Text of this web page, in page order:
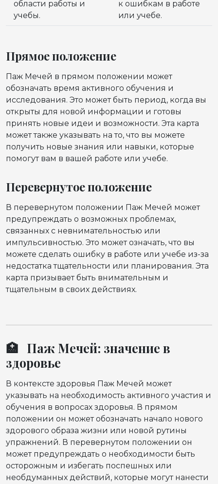
области работы и
учебы.
к ошибкам в работе
или учебе.
Прямое положение
Паж Мечей в прямом положении может
обозначать время активного обучения и
исследования. Это может быть период, когда вы
открыты для новой информации и готовы
принять новые идеи и возможности. Эта карта
может также указывать на то, что вы можете
получить новые знания или навыки, которые
помогут вам в вашей работе или учебе.
Перевернутое положение
В перевернутом положении Паж Мечей может
предупреждать о возможных проблемах,
связанных с невнимательностью или
импульсивностью. Это может означать, что вы
можете сделать ошибку в работе или учебе из-за
недостатка тщательности или планирования. Эта
карта призывает быть внимательным и
тщательным в своих действиях.
🏥 Паж Мечей: значение в
здоровье
В контексте здоровья Паж Мечей может
указывать на необходимость активного участия и
обучения в вопросах здоровья. В прямом
положении он может обозначать начало нового
здорового образа жизни или новой рутины
упражнений. В перевернутом положении он
может предупреждать о необходимости быть
осторожным и избегать поспешных или
необдуманных действий, которые могут нанести